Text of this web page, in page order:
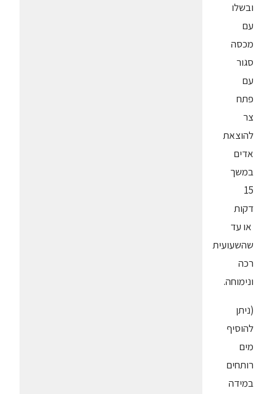
ובשלו
עם
מכסה
סגור
עם
פתח
צר
להוצאת
אדים
במשך
15
דקות
או עד
שהשעועית
רכה
ונימוחה.
(ניתן
להוסיף
מים
רותחים
במידה